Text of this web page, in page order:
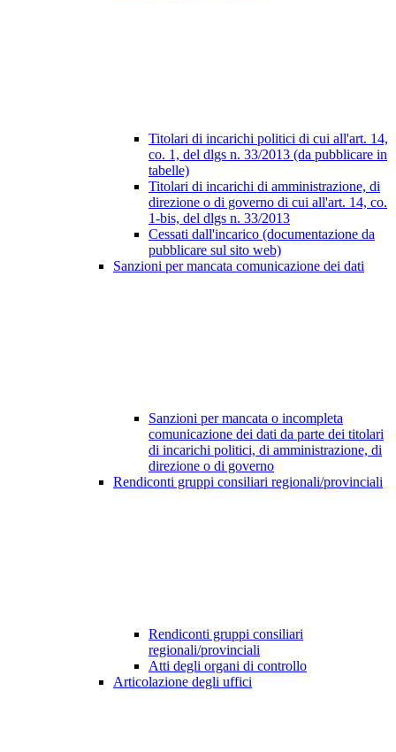
Titolari di incarichi politici di cui all'art. 14,
co. 1, del dlgs n. 33/2013 (da pubblicare in
tabelle)
Titolari di incarichi di amministrazione, di
direzione o di governo di cui all'art. 14, co.
1-bis, del dlgs n. 33/2013
Cessati dall'incarico (documentazione da
pubblicare sul sito web)
Sanzioni per mancata comunicazione dei dati
Sanzioni per mancata o incompleta
comunicazione dei dati da parte dei titolari
di incarichi politici, di amministrazione, di
direzione o di governo
Rendiconti gruppi consiliari regionali/provinciali
Rendiconti gruppi consiliari
regionali/provinciali
Atti degli organi di controllo
Articolazione degli uffici